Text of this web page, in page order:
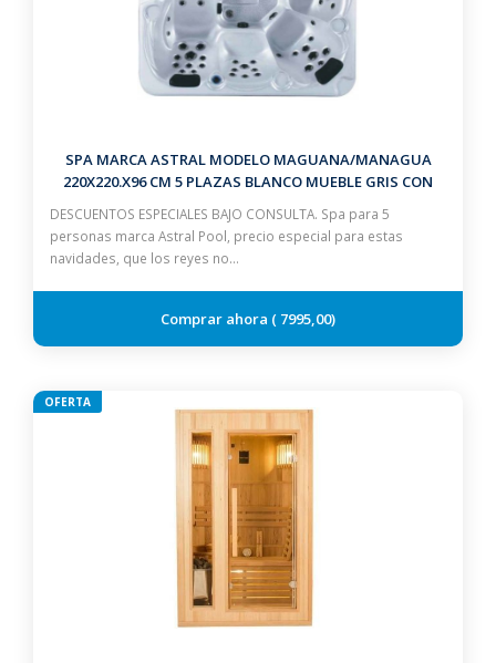
SPA MARCA ASTRAL MODELO MAGUANA/MANAGUA
220X220.X96 CM 5 PLAZAS BLANCO MUEBLE GRIS CON
DESCUENTOS ESPECIALES BAJO CONSULTA. Spa para 5
personas marca Astral Pool, precio especial para estas
navidades, que los reyes no…
7995,00
OFERTA